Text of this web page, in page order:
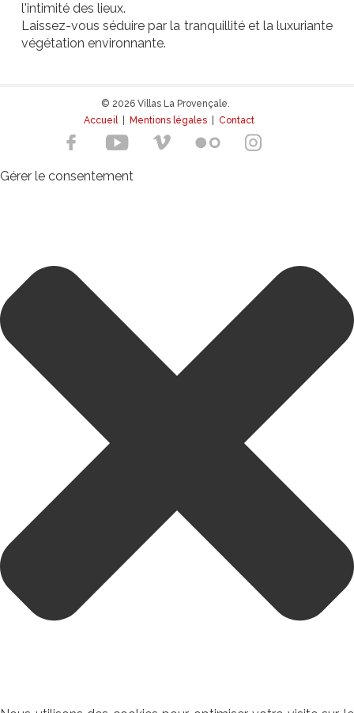
l'intimité des lieux.
Laissez-vous séduire par la tranquillité et la luxuriante
végétation environnante.
© 2026 Villas La Provençale.
Accueil| Mentions légales Contact
Gérer le consentement